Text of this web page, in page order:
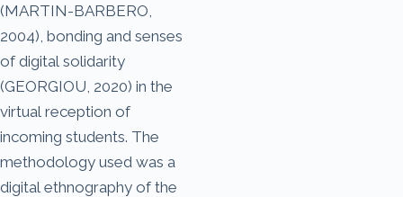
(MARTIN-BARBERO,
2004), bonding and senses
of digital solidarity
(GEORGIOU, 2020) in the
virtual reception of
incoming students. The
methodology used was a
digital ethnography of the